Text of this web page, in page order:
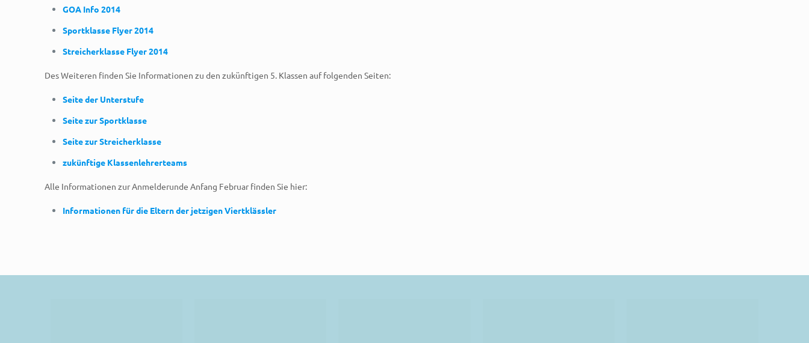
GOA Info 2014
Sportklasse Flyer 2014
Streicherklasse Flyer 2014
Des Weiteren finden Sie Informationen zu den zukünftigen 5. Klassen auf folgenden Seiten:
Seite der Unterstufe
Seite zur Sportklasse
Seite zur Streicherklasse
zukünftige Klassenlehrerteams
Alle Informationen zur Anmelderunde Anfang Februar finden Sie hier:
Informationen für die Eltern der jetzigen Viertklässler